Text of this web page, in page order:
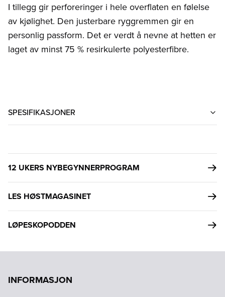
I tillegg gir perforeringer i hele overflaten en følelse
av kjølighet. Den justerbare ryggremmen gir en
personlig passform. Det er verdt å nevne at hetten er
laget av minst 75 % resirkulerte polyesterfibre.
SPESIFIKASJONER
12 UKERS NYBEGYNNERPROGRAM
LES HØSTMAGASINET
LØPESKOPODDEN
INFORMASJON